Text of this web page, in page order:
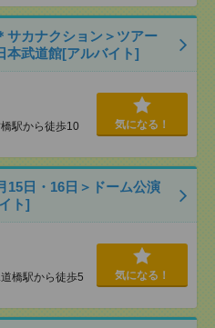
サカナクション＞ツアー
本武道館[アルバイト]
駅から徒歩10
気になる！
15日・16日＞ドーム公演
ト]
橋駅から徒歩5
気になる！